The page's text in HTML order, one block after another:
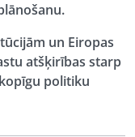
un Eiropas
atšķirības starp
politiku